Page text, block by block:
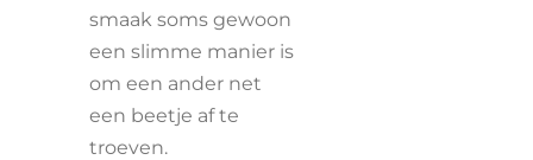
smaak soms gewoon
een slimme manier is
om een ander net
een beetje af te
troeven.